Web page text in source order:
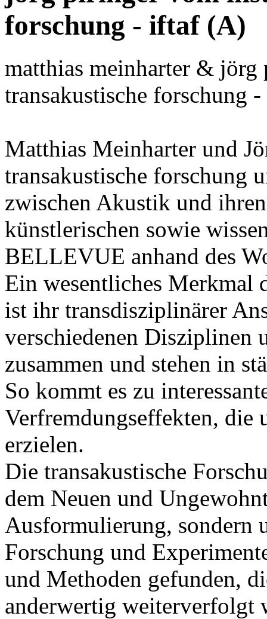
forschung - iftaf (A)
matthias meinharter &
transakustische forschung
Matthias Meinharter und
transakustische forschung
zwischen Akustik und
künstlerischen sowie
BELLEVUE anhand des
Ein wesentliches Merkmal
ist ihr transdisziplinärer
verschiedenen Disziplinen
zusammen und stehen in
So kommt es zu
Verfremdungseffekten, die
erzielen.
Die transakustische
dem Neuen und
Ausformulierung, sondern
Forschung und
und Methoden gefunden,
anderwertig weiterverfolgt